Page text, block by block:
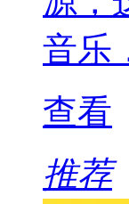
音乐
查看
推荐